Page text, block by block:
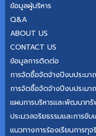
ข้อมูลผู้บริหาร
Q&A
ABOUT US
CONTACT US
ข้อมูลการติดต่อ
การจัดซื้อจัดจ้างปีงบประม
การจัดซื้อจัดจ้างปีงบประม
แผนการบริหารและพัฒนาท
ประมวลจริยธรรมและการขั
แนวทางการร้องเรียนการทุ